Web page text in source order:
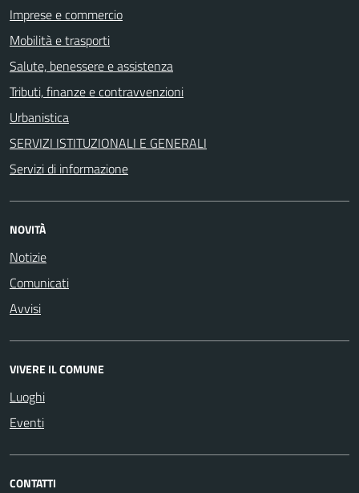
Imprese e commercio
Mobilità e trasporti
Salute, benessere e assistenza
Tributi, finanze e contravvenzioni
Urbanistica
SERVIZI ISTITUZIONALI E GENERALI
Servizi di informazione
NOVITÀ
Notizie
Comunicati
Avvisi
VIVERE IL COMUNE
Luoghi
Eventi
CONTATTI